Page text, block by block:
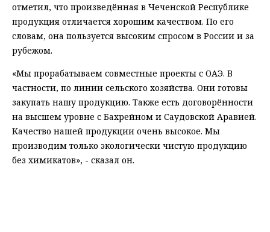
отметил, что произведённая в Чеченской Республике
продукция отличается хорошим качеством. По его
словам, она пользуется высоким спросом в России и за
рубежом.
«Мы прорабатываем совместные проекты с ОАЭ. В
частности, по линии сельского хозяйства. Они готовы
закупать нашу продукцию. Также есть договорённости
на высшем уровне с Бахрейном и Саудовской Аравией.
Качество нашей продукции очень высокое. Мы
производим только экологически чистую продукцию
без химикатов», - сказал он.